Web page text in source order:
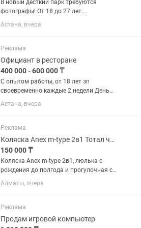
В новый десткий парк требуются
фотографы! От 18 до 27 лет.
Требования: пунктуальность,
креативность, умение работать с
детском игровом центре. - Стажировка
минимум 3...
Астана, вчера
Реклама
Официант в ресторане
400 000 - 600 000 ₸
С опытом работы, от 18 лет зп
своевременно каждые 2 недели День
добрый! Мухамедханова 19А 5/2 9:00-
21:00 21:00-09:00 8% 12:00 Белая
Стажировка не...
Астана, вчера
Реклама
Коляска Anex m-type 2в1 Тотал черный цвет,люлька 0-6 мес,прогулочная от6мес
150 000 ₸
Коляска Anex m-type 2в1, люлька с
рождения до полгода и прогулочная с
6 месяцев, наклоняется до
175градусов- поэтому подходит даже с
прочитать на офиц сайте описание...
Алматы, вчера
Реклама
Продам игровой компьютер